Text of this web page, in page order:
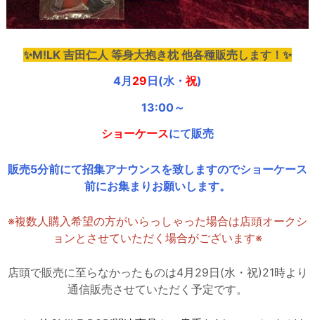
✨M!LK 吉田仁人 等身大抱き枕 他各種販売します！✨
4月 29 日(水・祝)
13:00～
ショーケースにて販売
販売5分前にて招集アナウンスを致しますのでショーケース
前にお集まりお願いします。
※複数人購入希望の方がいらっしゃった場合は店頭オークシ
ョンとさせていただく場合がございます※
店頭で販売に至らなかったものは4月29日(水・祝)21時より
通信販売させていただく予定です。